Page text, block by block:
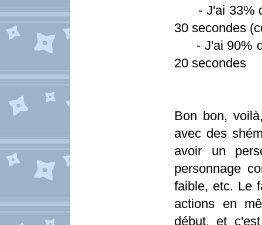
- J'ai 33%
30 secondes
- J'ai 90%
20 secondes
Bon bon,
avec des
avoir un
personnage
faible, etc. Le
actions en
début, et